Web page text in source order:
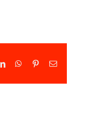
LinkedInWhatsApp
PinterestEmail